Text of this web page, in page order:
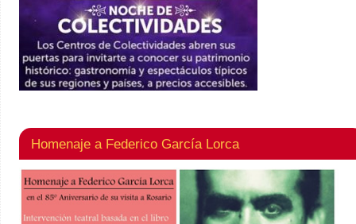
Homenaje a Federico García Lorca